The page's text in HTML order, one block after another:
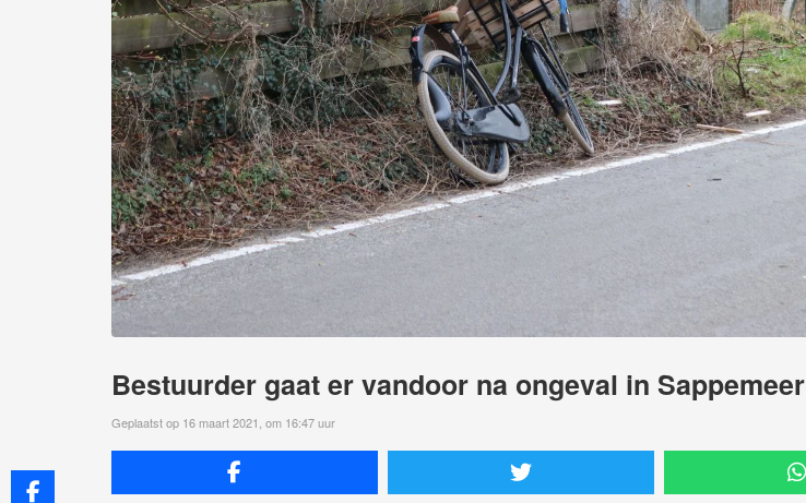
Bestuurder gaat er vandoor na ongeval in Sappemeer
Geplaatst op 16 maart 2021, om 16:47 uur